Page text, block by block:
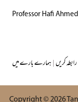
Professor Hafi Ahmed
ہمارے بارے میں|رابطہ کریں
Copyright © 2026